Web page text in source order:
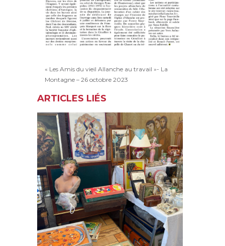
« Les Amis du vieil Allanche au travail »- La
Montagne – 26 octobre 2023
ARTICLES LIÉS